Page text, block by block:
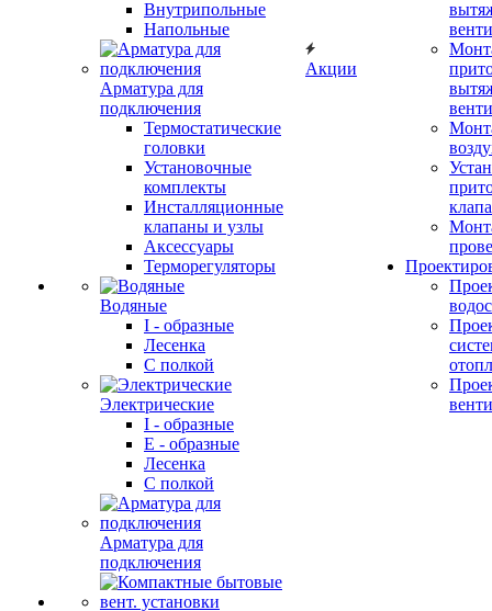
Внутрипольные
Напольные
Арматура для
подключения
Термостатические
головки
Установочные
комплекты
Инсталляционные
клапаны и узлы
Аксессуары
Терморегуляторы
Водяные
I - образные
Лесенка
С полкой
Электрические
I - образные
E - образные
Лесенка
С полкой
Арматура для
подключения
Акции